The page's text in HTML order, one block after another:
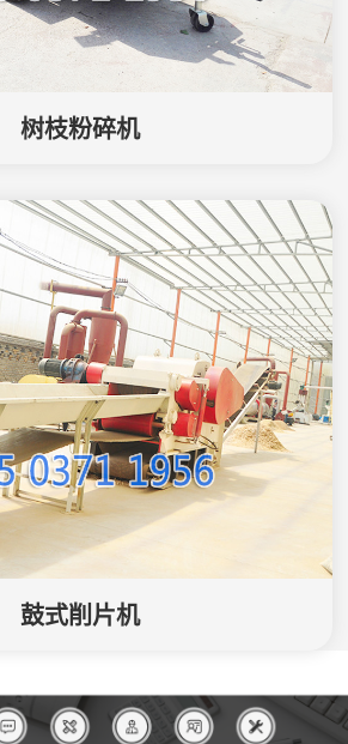
树枝粉碎机
鼓式削片机